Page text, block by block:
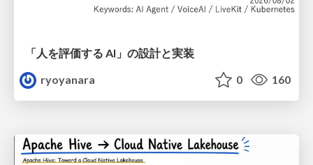
「人を評価する AI」の 設計と実装
ryoyanara
0 160